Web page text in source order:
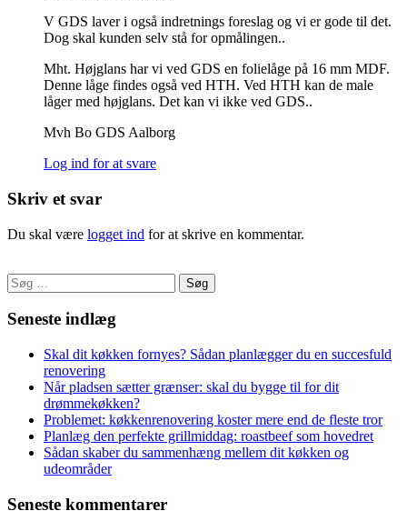
V GDS laver i også indretnings foreslag og vi er gode til det.
Dog skal kunden selv stå for opmålingen..
Mht. Højglans har vi ved GDS en folielåge på 16 mm MDF.
Denne låge findes også ved HTH. Ved HTH kan de male
låger med højglans. Det kan vi ikke ved GDS..
Mvh Bo GDS Aalborg
Log ind for at svare
Skriv et svar
Du skal være logget ind for at skrive en kommentar.
Søg
efter:
Seneste indlæg
Skal dit køkken fornyes? Sådan planlægger du en succesfuld
renovering
Når pladsen sætter grænser: skal du bygge til for dit
drømmekøkken?
Problemet: køkkenrenovering koster mere end de fleste tror
Planlæg den perfekte grillmiddag: roastbeef som hovedret
Sådan skaber du sammenhæng mellem dit køkken og
udeområder
Seneste kommentarer